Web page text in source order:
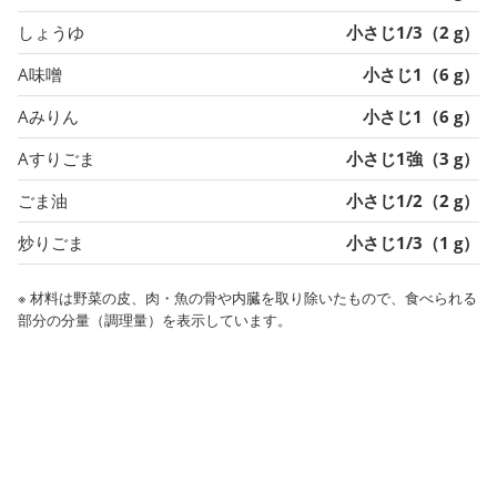
しょうゆ
小さじ1/3（2 g）
A味噌
小さじ1（6 g）
Aみりん
小さじ1（6 g）
Aすりごま
小さじ1強（3 g）
ごま油
小さじ1/2（2 g）
炒りごま
小さじ1/3（1 g）
※ 材料は野菜の皮、肉・魚の骨や内臓を取り除いたもので、食べられる
部分の分量（調理量）を表示しています。